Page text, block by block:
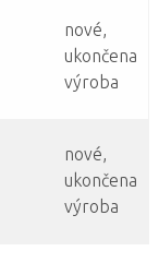
nové,
ukončena
výroba
nové,
ukončena
výroba